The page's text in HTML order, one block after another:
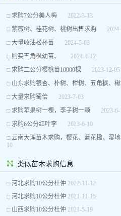
□ 求购7公分美人梅
2022-3-13
□ 紫薇树、桂花树、桃树出售求购
□ 大量收油松杯苗
2024-5-03
□ 购买五角枫幼苗、
2024-4-12
□ 求购二公分樱桃苗10000棵
2023-12-05
□ 山东求购银杏、朴树、榉树、五角枫、
□ 大量求购蜀侩
2023-7-03
□ 求购苹果树一棵，李子树一颗
2023-6-
□ 求购6公分红叶李
2023-6-10
□ 云南大理苗木求购，樱花、蓝花楹、湿
10
类似苗木求购信息
□ 河北求购10公分杜仲 2022-11-12
□ 河北求购10公分杜仲 2021-11-15
□ 山西求购10公分杜仲 2021-5-19